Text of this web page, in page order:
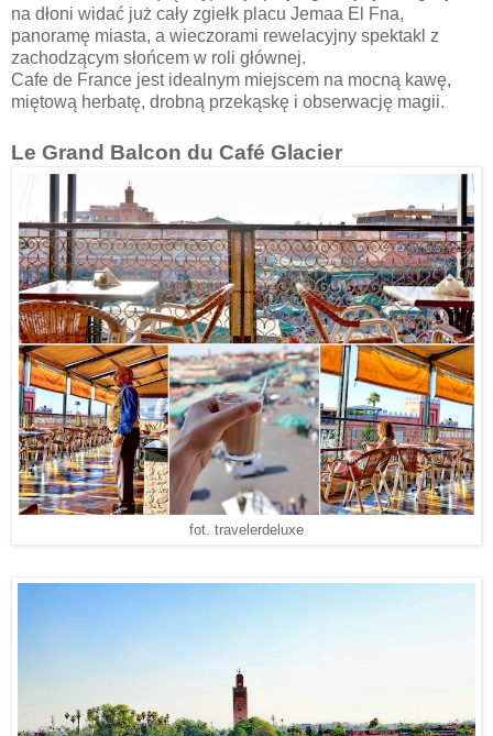
na dłoni widać już cały zgiełk placu Jemaa El Fna,
panoramę miasta, a wieczorami rewelacyjny spektakl z
zachodzącym słońcem w roli głównej.
Cafe de France jest idealnym miejscem na mocną kawę,
miętową herbatę, drobną przekąskę i obserwację magii.
Le Grand Balcon du Café Glacier
fot. travelerdeluxe